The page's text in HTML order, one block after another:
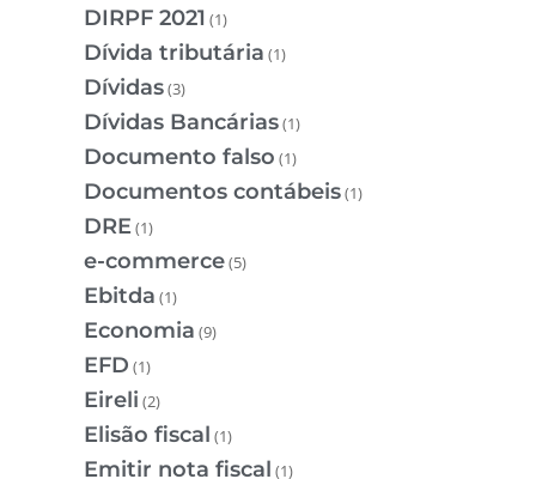
DIRPF 2021 (1)
Dívida tributária (1)
Dívidas(3)
Dívidas Bancárias(1)
Documento falso (1)
Documentos contábeis(1)
DRE(1)
e-commerce(5)
Ebitda (1)
Economia (9)
EFD (1)
Eireli (2)
Elisão fiscal (1)
Emitir nota fiscal (1)